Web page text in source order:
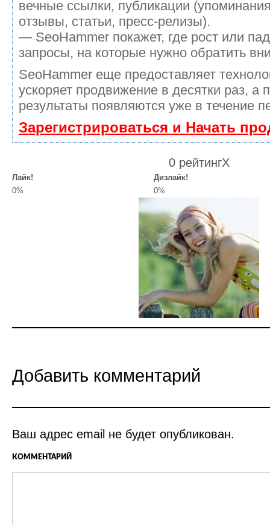
вечные ссылки, публикации
отзывы, статьи, пресс-релизы).
— SeoHammer покажет, где рост или
запросы, на которые нужно обратить
SeoHammer еще предоставляет
ускоряет продвижение в десятки раз, а
результаты появляются уже в течение
Зарегистрироваться и Начать
0 рейтингX
Лайк!
Дизлайк!
0%
0%
Добавить комментарий
Ваш адрес email не будет опубликован.
КОММЕНТАРИЙ